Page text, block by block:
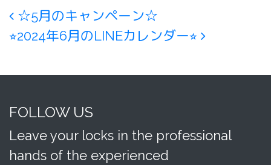
Post navigation
☆5月のキャンペーン☆
⭐︎2024年6月のLINEカレンダー⭐︎
FOLLOW US
Leave your locks in the professional
hands of the experienced